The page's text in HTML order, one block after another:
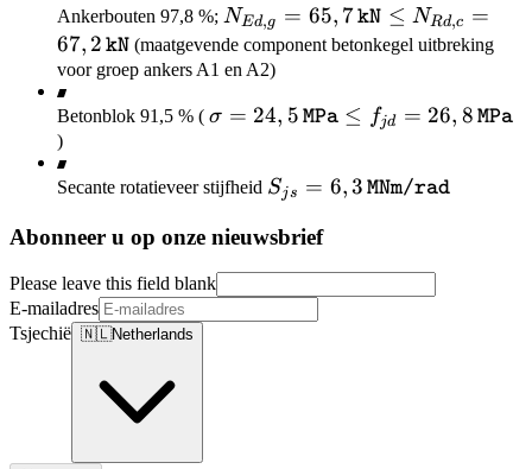
\%
Ankerbouten 97,8 %; N_{Ed,g}
= 65,7 \,
\texttt{kN}
N_{Rd,c}
\texttt{kN}
NEd,g = 65, 7kN ≤ NRd,c
=
67, 2 kN (maatgevende component betonkegel uitbreking
voor groep ankers A1 en A2)
Betonblok 91,5 % ( \sigma =
\le f_{jd} =
26,8 \,
\texttt{MPa}
σ = 24, 5 MPa ≤ fjd = 26, 8 MPa
)
Secante rotatieveer stijfheid S_{js} = 6,3 \,
Sjs = 6,3 MNm/rad
Abonneer u op onze nieuwsbrief
Please leave this field blank
E-mailadres
Tsjechië 🇳🇱Netherlands